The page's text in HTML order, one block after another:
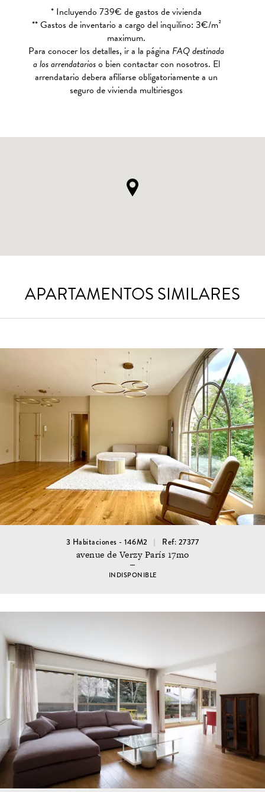
* Incluyendo 739€ de gastos de vivienda
** Gastos de inventario a cargo del inquilino: 3€/m²
maximum.
Para conocer los detalles, ir a la página FAQ destinada
a los arrendatarioso bien contactar con nosotros. El
arrendatario debera afiliarse obligatoriamente a un
seguro de vivienda multiriesgos
APARTAMENTOS SIMILARES
3 Habitaciones - 146M2 Ref: 27377
avenue de Verzy París 17mo
INDISPONIBLE